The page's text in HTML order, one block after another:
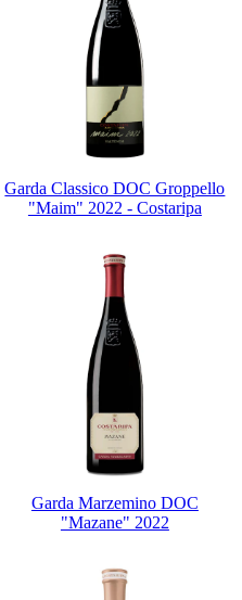
Garda Classico DOC Groppello
"Maim" 2022 - Costaripa
Garda Marzemino DOC
"Mazane" 2022